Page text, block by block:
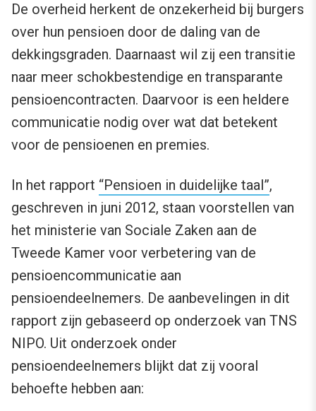
De overheid herkent de onzekerheid bij burgers
over hun pensioen door de daling van de
dekkingsgraden. Daarnaast wil zij een transitie
naar meer schokbestendige en transparante
pensioencontracten. Daarvoor is een heldere
communicatie nodig over wat dat betekent
voor de pensioenen en premies.
In het rapport “Pensioen in duidelijke taal”,
geschreven in juni 2012, staan voorstellen van
het ministerie van Sociale Zaken aan de
Tweede Kamer voor verbetering van de
pensioencommunicatie aan
pensioendeelnemers. De aanbevelingen in dit
rapport zijn gebaseerd op onderzoek van TNS
NIPO. Uit onderzoek onder
pensioendeelnemers blijkt dat zij vooral
behoefte hebben aan: